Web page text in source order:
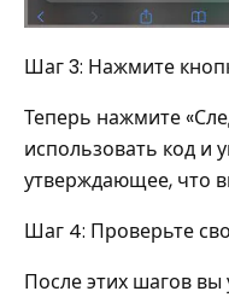
Шаг 3: Нажмите
Теперь нажмите
использовать код и
утверждающее, что
Шаг 4: Проверьте
После этих шагов вы